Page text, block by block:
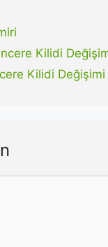
Kilidi
Kilidi Değişimi